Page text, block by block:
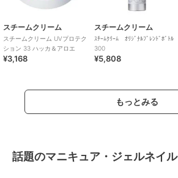
スチームクリーム
スチームクリーム UVプロテク
ション 33 ハッカ＆アロエ
¥3,168
スチームクリーム
ｽﾁｰﾑｸﾘｰﾑ ｵﾘｼﾞﾅﾙﾌﾞﾚﾝﾄﾞﾎﾞﾄﾙ
300
¥5,808
もっとみる
話題のマニキュア・ジェルネイル